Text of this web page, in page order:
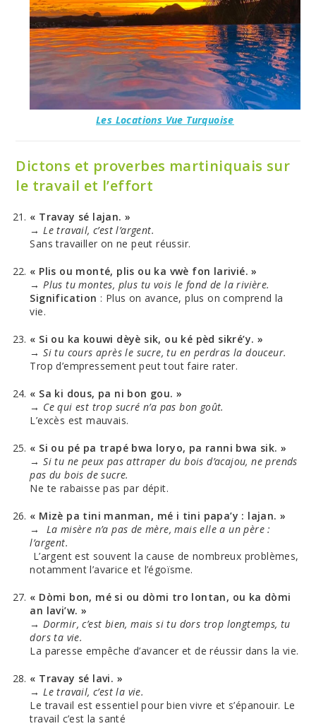
Les Locations Vue Turquoise
Dictons et proverbes martiniquais sur
le travail et l’effort
« Travay sé lajan. »
→ Le travail, c’est l’argent.
Sans travailler on ne peut réussir.
« Plis ou monté, plis ou ka vwè fon larivié. »
→ Plus tu montes, plus tu vois le fond de la rivière.
Signification : Plus on avance, plus on comprend la
vie.
« Si ou ka kouwi dèyè sik, ou ké pèd sikré’y. »
→Si tu cours après le sucre, tu en perdras la douceur.
Trop d’empressement peut tout faire rater.
« Sa ki dous, pa ni bon gou. »
→ Ce qui est trop sucré n’a pas bon goût.
L’excès est mauvais.
« Si ou pé pa trapé bwa loryo, pa ranni bwa sik. »
→Si tu ne peux pas attraper du bois d’acajou, ne prends
pas du bois de sucre.
Ne te rabaisse pas par dépit.
« Mizè pa tini manman, mé i tini papa’y : lajan. »
→ La misère n’a pas de mère, mais elle a un père :
l’argent.
L’argent est souvent la cause de nombreux problèmes,
notamment l’avarice et l’égoïsme.
« Dòmi bon, mé si ou dòmi tro lontan, ou ka dòmi
an lavi’w. »
→ Dormir, c’est bien, mais si tu dors trop longtemps, tu
dors ta vie.
La paresse empêche d’avancer et de réussir dans la vie.
« Travay sé lavi. »
→ Le travail, c’est la vie.
Le travail est essentiel pour bien vivre et s’épanouir. Le
travail c’est la santé